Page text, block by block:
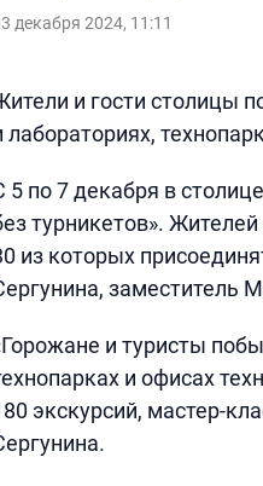
декабря 2024, 11:11
и гости столицы
лабораториях,
5 по 7 декабря в
турникетов».
из которых
заместитель
и туристы
и офисах
экскурсий, мастер-